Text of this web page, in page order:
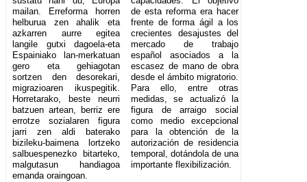
mailan. Erreforma horren
helburua zen ahalik eta
azkarren aurre egitea
langile gutxi dagoela-eta
Espainiako lan-merkatuan
gero eta gehiagotan
sortzen den desorekari,
migrazioaren ikuspegitik.
Horretarako, beste neurri
batzuen artean, berriz ere
errotze sozialaren figura
jarri zen aldi baterako
bizileku-baimena lortzeko
salbuespenezko bitarteko,
malgutasun handiagoa
emanda oraingoan.
de esta reforma era hacer
frente de forma ágil a los
crecientes desajustes del
mercado de trabajo
español asociados a la
escasez de mano de obra
desde el ámbito migratorio.
Para ello, entre otras
medidas, se actualizó la
figura de arraigo social
como medio excepcional
para la obtención de la
autorización de residencia
temporal, dotándola de una
importante flexibilización.